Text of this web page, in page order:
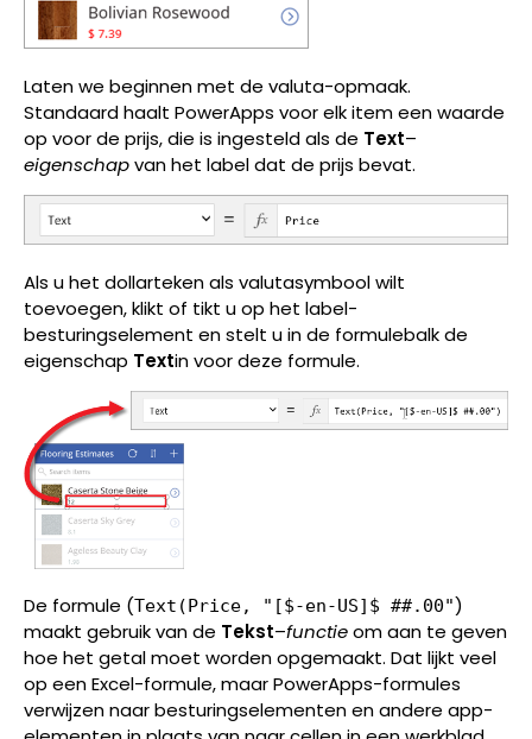
Laten we beginnen met de valuta-opmaak.
Standaard haalt PowerApps voor elk item een waarde
op voor de prijs, die is ingesteld als de Text–
eigenschapvan het label dat de prijs bevat.
Als u het dollarteken als valutasymbool wilt
toevoegen, klikt of tikt u op het label-
besturingselement en stelt u in de formulebalk de
eigenschap Textin voor deze formule.
De formule (Text(Price, "[$-en-US]$ ##.00")
maakt gebruik van de Tekst–functieom aan te geven
hoe het getal moet worden opgemaakt. Dat lijkt veel
op een Excel-formule, maar PowerApps-formules
verwijzen naar besturingselementen en andere app-